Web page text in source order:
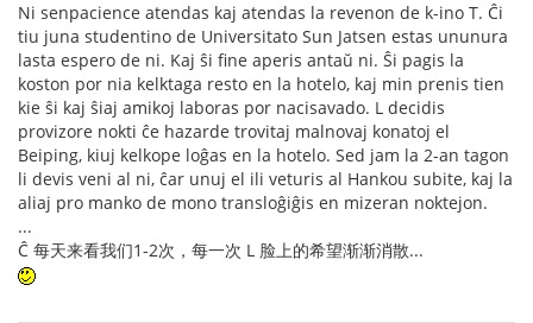
Ni senpacience atendas kaj atendas la revenon de k-ino T. Ĉi
tiu juna studentino de Universitato Sun Jatsen estas ununura
lasta espero de ni. Kaj ŝi fine aperis antaŭ ni. Ŝi pagis la
koston por nia kelktaga resto en la hotelo, kaj min prenis tien
kie ŝi kaj ŝiaj amikoj laboras por nacisavado. L decidis
provizore nokti ĉe hazarde trovitaj malnovaj konatoj el
Beiping, kiuj kelkope loĝas en la hotelo. Sed jam la 2-an tagon
li devis veni al ni, ĉar unuj el ili veturis al Hankou subite, kaj la
aliaj pro manko de mono transloĝiĝis en mizeran noktejon.
...
Ĉ 每天来看我们1-2次，每一次 L 脸上的希望渐渐消散...